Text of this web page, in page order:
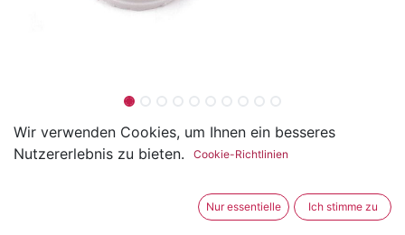
Knopf zum beziehen Grösse
22.86mm / 36 Zoll
Wir verwenden Cookies, um Ihnen ein besseres
Nutzererlebnis zu bieten.
Cookie-Richtlinien
Nur essentielle Ich stimme zu